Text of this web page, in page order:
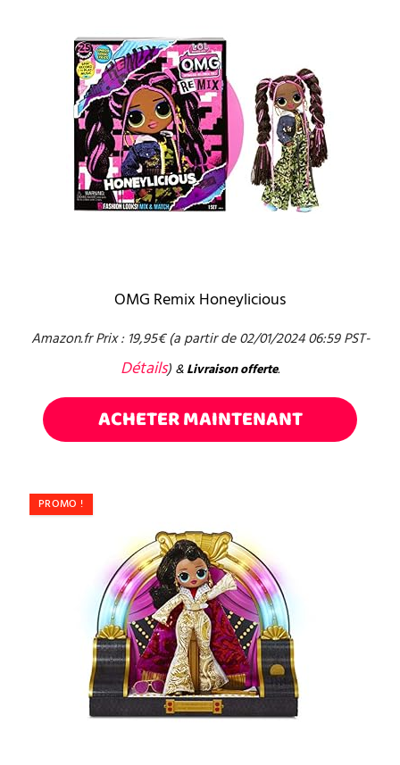
OMG Remix Honeylicious
Amazon.fr Prix : 19,95€(a partir de 02/01/2024 06:59 PST-
Détails) & Livraison offerte.
ACHETER MAINTENANT
PROMO !